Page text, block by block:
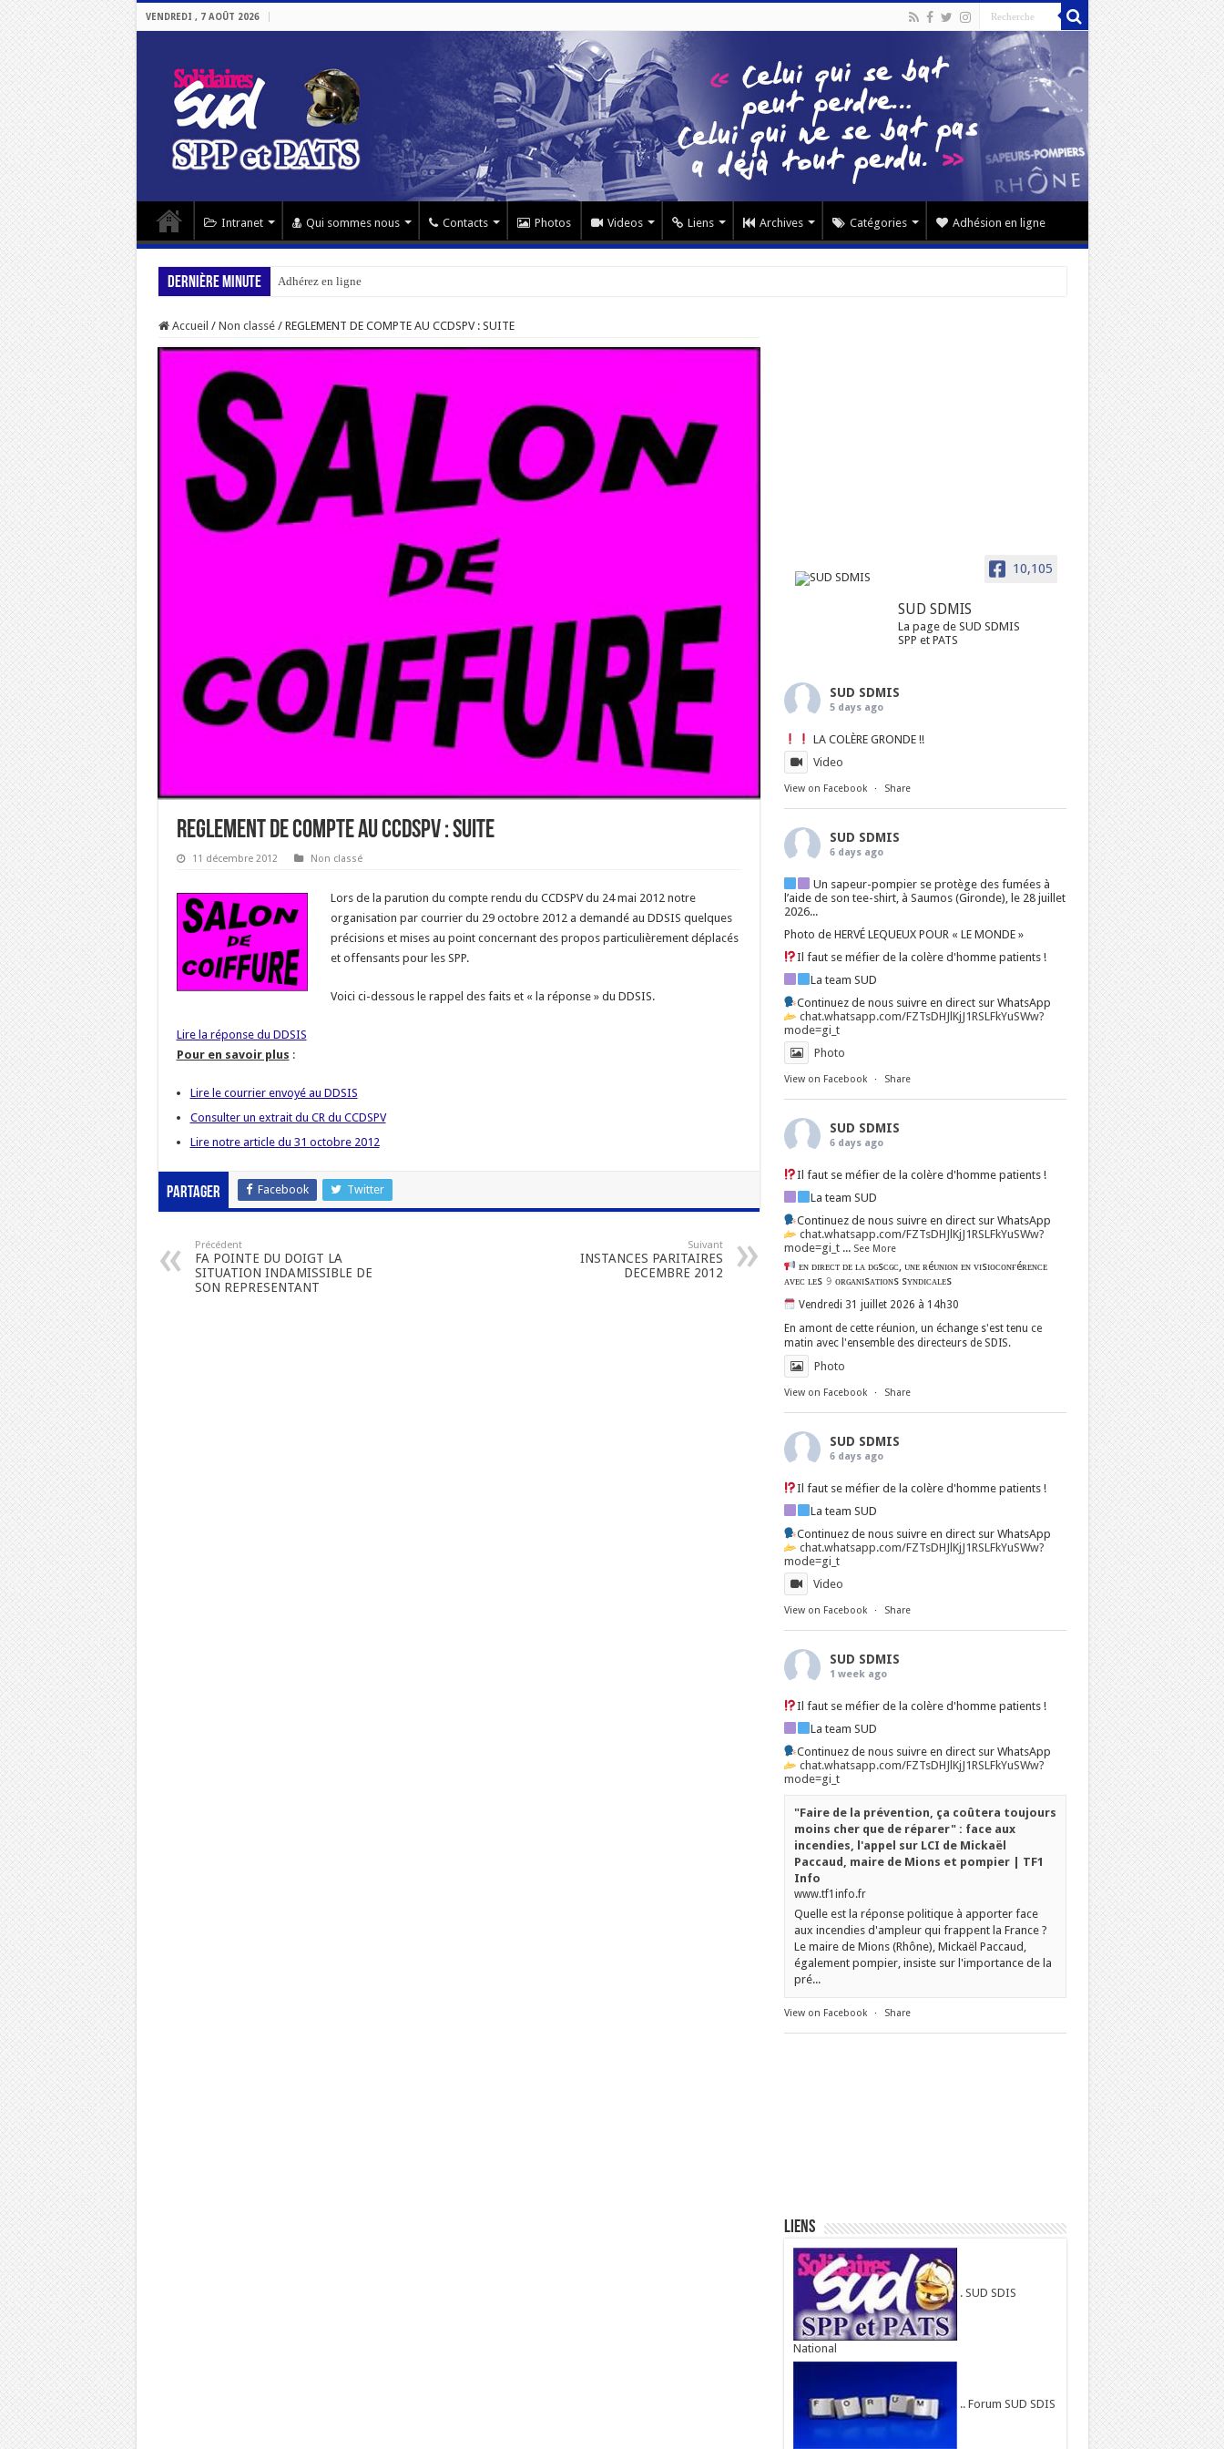
VENDREDI , 7 AOÛT 2026
Intranet Qui sommes nous Contacts Photos Videos Liens Archives Catégories Adhésion en ligne
Dernière minute Adhérez en ligne
Accueil / Non classé / REGLEMENT DE COMPTE AU CCDSPV : SUITE
REGLEMENT DE COMPTE AU CCDSPV : SUITE
11 décembre 2012 Non classé
Lors de la parution du compte rendu du CCDSPV du 24 mai 2012 notre
organisation par courrier du 29 octobre 2012 a demandé au DDSIS quelques
précisions et mises au point concernant des propos particulièrement déplacés
et offensants pour les SPP.
Voici ci-dessous le rappel des faits et « la réponse » du DDSIS.
Lire la réponse du DDSIS
Pour en savoir plus :
Lire le courrier envoyé au DDSIS
Consulter un extrait du CR du CCDSPV
Lire notre article du 31 octobre 2012
Partager Facebook Twitter
Précédent
FA POINTE DU DOIGT LA
SITUATION INDAMISSIBLE DE
SON REPRESENTANT
Suivant
INSTANCES PARITAIRES
DECEMBRE 2012
10,105
SUD SDMIS
La page de SUD SDMIS
SPP et PATS
SUD SDMIS
5 days ago
LA COLÈRE GRONDE !!
Video
View on Facebook · Share
SUD SDMIS
6 days ago
Un sapeur-pompier se protège des fumées à
l’aide de son tee-shirt, à Saumos (Gironde), le 28 juillet
2026...
Photo de HERVÉ LEQUEUX POUR « LE MONDE »
Il faut se méfier de la colère d'homme patients !
La team SUD
Continuez de nous suivre en direct sur WhatsApp
chat.whatsapp.com/FZTsDHJlKjJ1RSLFkYuSWw?
mode=gi_t
Photo
View on Facebook · Share
SUD SDMIS
6 days ago
Il faut se méfier de la colère d'homme patients !
La team SUD
Continuez de nous suivre en direct sur WhatsApp
chat.whatsapp.com/FZTsDHJlKjJ1RSLFkYuSWw?
mode=gi_t
ᴇɴ ᴅɪʀᴇᴄᴛ ᴅᴇ ʟᴀ ᴅɢsᴄɢᴄ, ᴜɴᴇ ʀéᴜɴɪᴏɴ ᴇɴ ᴠɪsɪᴏᴄᴏɴғéʀᴇɴᴄᴇ
ᴀᴠᴇᴄ ʟᴇs 𝟿 ᴏʀɢᴀɴɪsᴀᴛɪᴏɴs sʏɴᴅɪᴄᴀʟᴇs
Vendredi 31 juillet 2026 à 14h30
En amont de cette réunion, un échange s'est tenu ce
matin avec l'ensemble des directeurs de SDIS.
... See More
Photo
View on Facebook · Share
SUD SDMIS
6 days ago
Il faut se méfier de la colère d'homme patients !
La team SUD
Continuez de nous suivre en direct sur WhatsApp
chat.whatsapp.com/FZTsDHJlKjJ1RSLFkYuSWw?
mode=gi_t
Video
View on Facebook · Share
SUD SDMIS
1 week ago
Il faut se méfier de la colère d'homme patients !
La team SUD
Continuez de nous suivre en direct sur WhatsApp
chat.whatsapp.com/FZTsDHJlKjJ1RSLFkYuSWw?
mode=gi_t
"Faire de la prévention, ça coûtera toujours
moins cher que de réparer" : face aux
incendies, l'appel sur LCI de Mickaël
Paccaud, maire de Mions et pompier | TF1
Info
www.tf1info.fr
Quelle est la réponse politique à apporter face
aux incendies d'ampleur qui frappent la France ?
Le maire de Mions (Rhône), Mickaël Paccaud,
également pompier, insiste sur l'importance de la
pré...
View on Facebook · Share
Liens
. SUD SDIS
National
.. Forum SUD SDIS